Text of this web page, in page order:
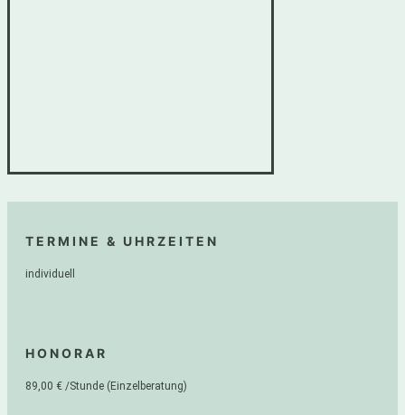
TERMINE & UHRZEITEN
individuell
HONORAR
89,00 € /Stunde (Einzelberatung)